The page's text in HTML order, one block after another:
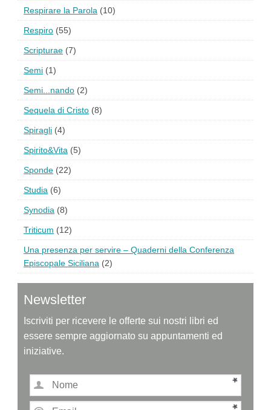
Respirare la Parola (10)
Respiro (55)
Scripturae (7)
Semi (1)
Semi...nando (2)
Sequela di Cristo (8)
Spiragli (4)
Spirito&Vita (5)
Sponde (22)
Studia (6)
Synodia (8)
Triticum (12)
Una presenza per servire – Quaderni della Conferenza
Episcopale Siciliana (2)
Newsletter
Iscriviti per ricevere le offerte sui nostri libri ed
essere sempre aggiornato su appuntamenti ed
iniziative.